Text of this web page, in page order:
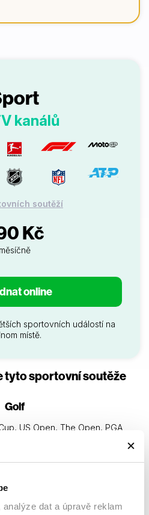
dat a úpravě reklam
kanálů
soutěží
Kč
měsíčně
online
sportovních událostí na
místě.
tyto sportovní soutěže
Golf
US Open, The Open, PGA